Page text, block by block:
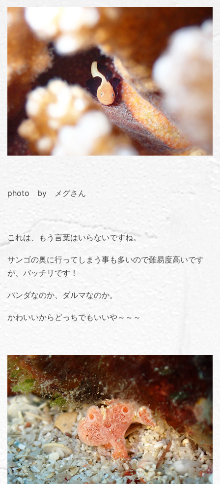
photo by メグさん
これは、もう言葉はいらないですね。
サンゴの奥に行ってしまう事も多いので難易度高いです
が、バッチリです！
パンダなのか、ダルマなのか。
かわいいからどっちでもいいや～～～